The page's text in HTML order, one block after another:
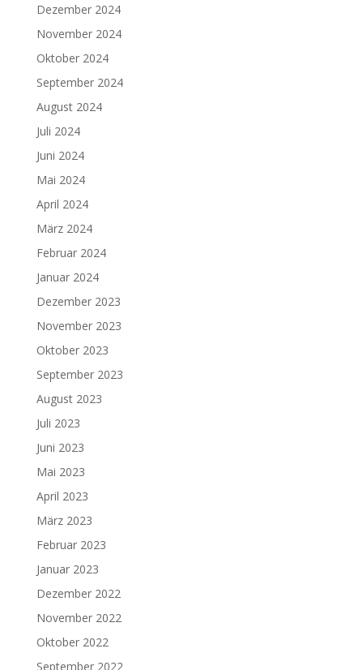
Dezember 2024
November 2024
Oktober 2024
September 2024
August 2024
Juli 2024
Juni 2024
Mai 2024
April 2024
März 2024
Februar 2024
Januar 2024
Dezember 2023
November 2023
Oktober 2023
September 2023
August 2023
Juli 2023
Juni 2023
Mai 2023
April 2023
März 2023
Februar 2023
Januar 2023
Dezember 2022
November 2022
Oktober 2022
September 2022